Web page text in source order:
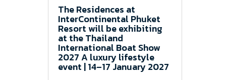
The Residences at
InterContinental Phuket
Resort will be exhibiting
at the Thailand
International Boat Show
2027 A luxury lifestyle
event | 14–17 January 2027